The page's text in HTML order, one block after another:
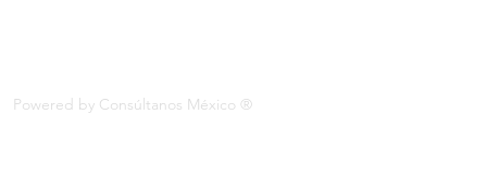
Powered by Consúltanos México ®